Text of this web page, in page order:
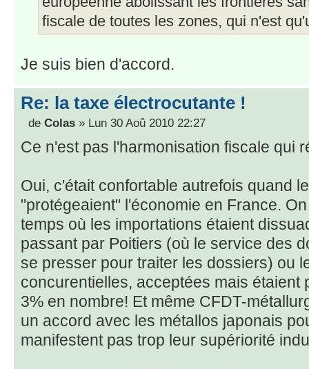
fiscale de toutes les zones, qui n'est
Je suis bien d'accord.
Re: la taxe électrocutante !
de Colas » Lun 30 Aoû 2010 22:27
Ce n'est pas l'harmonisation fiscale qui
Oui, c'était confortable autrefois quand
"protégeaient" l'économie en France.
temps où les importations étaient
passant par Poitiers (où le service des
se presser pour traiter les dossiers) ou
concurentielles, acceptées mais étaient
3% en nombre! Et même CFDT-
un accord avec les métallos japonais
manifestent pas trop leur supériorité